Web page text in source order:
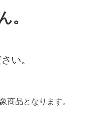
。
い。
商品となります。